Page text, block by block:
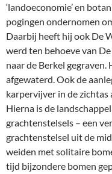
‘landoeconomie’ en
pogingen ondernomen
Daarbij heeft hij ook De
werd ten behoeve van
naar de Berkel gegraven.
afgewaterd. Ook de
karpervijver in de
Hierna is de
grachtenstelsels – een
grachtenstelsel uit de
weiden met solitaire
tijd bijzondere bomen